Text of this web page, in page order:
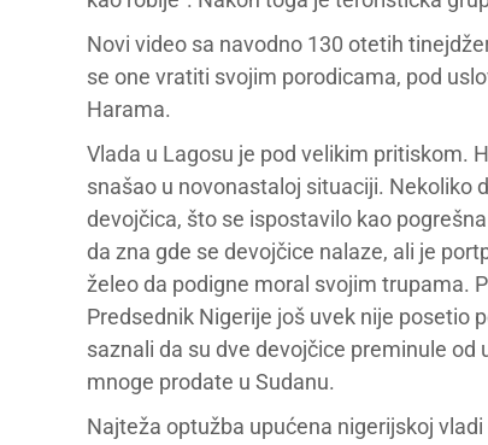
Novi video sa navodno 130 otetih
se one vratiti svojim porodicama, pod
Harama.
Vlada u Lagosu je pod velikim pritiskom.
snašao u novonastaloj situaciji. Nekoliko
devojčica, što se ispostavilo kao
da zna gde se devojčice nalaze, ali je
želeo da podigne moral svojim trupama.
Predsednik Nigerije još uvek nije posetio
saznali da su dve devojčice preminule od
mnoge prodate u Sudanu.
Najteža optužba upućena nigerijskoj